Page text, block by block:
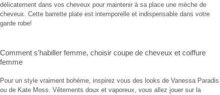
délicatement dans vos cheveux pour maintenir à sa place une mèche de
cheveux. Cette barrette plate est intemporelle et indispensable dans votre
garde robe!
Comment s'habiller femme, choisir coupe de cheveux et coiffure
femme
Pour un style vraiment bohème, inspirez vous des looks de Vanessa Paradis
ou de Kate Moss. Vêtements doux et vaporeux, vous allez jouer sur la